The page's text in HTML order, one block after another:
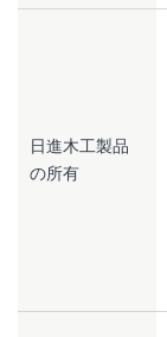
日進木工製品
の所有